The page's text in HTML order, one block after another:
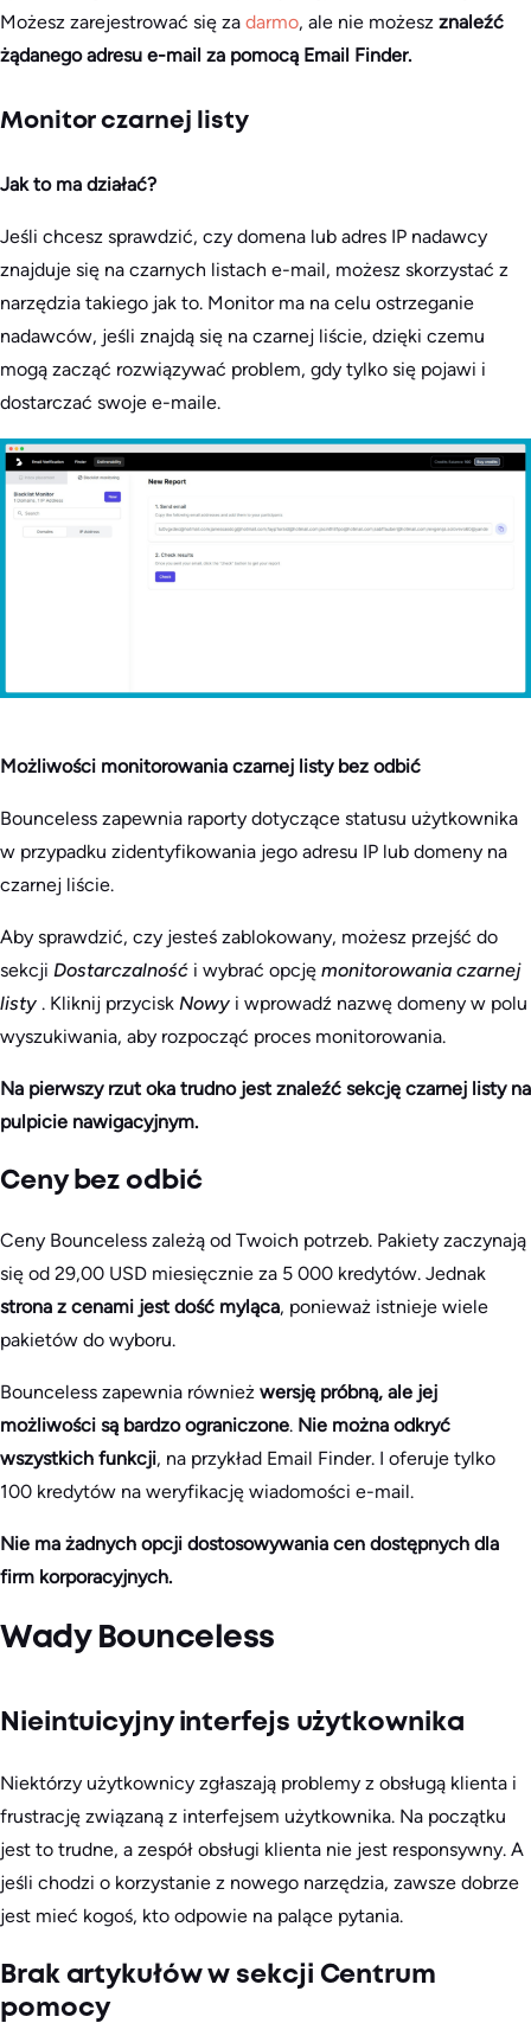
Możesz zarejestrować się za darmo, ale nie możesz znaleźć
żądanego adresu e-mail za pomocą Email Finder.
Monitor czarnej listy
Jak to ma działać?
Jeśli chcesz sprawdzić, czy domena lub adres IP nadawcy
znajduje się na czarnych listach e-mail, możesz skorzystać z
narzędzia takiego jak to. Monitor ma na celu ostrzeganie
nadawców, jeśli znajdą się na czarnej liście, dzięki czemu
mogą zacząć rozwiązywać problem, gdy tylko się pojawi i
dostarczać swoje e-maile.
Możliwości monitorowania czarnej listy bez odbić
Bounceless zapewnia raporty dotyczące statusu użytkownika
w przypadku zidentyfikowania jego adresu IP lub domeny na
czarnej liście.
Aby sprawdzić, czy jesteś zablokowany, możesz przejść do
sekcji Dostarczalność i wybrać opcję monitorowania czarnej
listy . Kliknij przycisk Nowy i wprowadź nazwę domeny w polu
wyszukiwania, aby rozpocząć proces monitorowania.
Na pierwszy rzut oka trudno jest znaleźć sekcję czarnej listy na
pulpicie nawigacyjnym.
Ceny bez odbić
Ceny Bounceless zależą od Twoich potrzeb. Pakiety zaczynają
się od 29,00 USD miesięcznie za 5 000 kredytów. Jednak
strona z cenami jest dość myląca, ponieważ istnieje wiele
pakietów do wyboru.
Bounceless zapewnia również wersję próbną, ale jej
możliwości są bardzo ograniczone. Nie można odkryć
wszystkich funkcji, na przykład Email Finder. I oferuje tylko
100 kredytów na weryfikację wiadomości e-mail.
Nie ma żadnych opcji dostosowywania cen dostępnych dla
firm korporacyjnych.
Wady Bounceless
Nieintuicyjny interfejs użytkownika
Niektórzy użytkownicy zgłaszają problemy z obsługą klienta i
frustrację związaną z interfejsem użytkownika. Na początku
jest to trudne, a zespół obsługi klienta nie jest responsywny. A
jeśli chodzi o korzystanie z nowego narzędzia, zawsze dobrze
jest mieć kogoś, kto odpowie na palące pytania.
Brak artykułów w sekcji Centrum
pomocy